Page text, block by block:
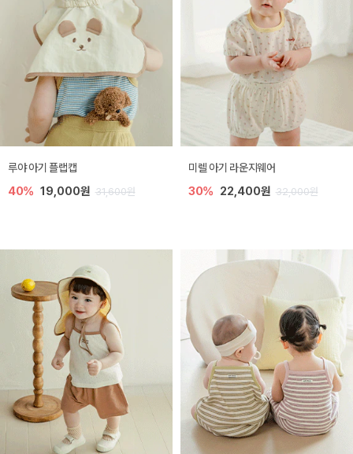
루야 아기 플랩캡
40% 19,000원 31,600원
미렐 아기 라운지웨어
30% 22,400원 32,000원